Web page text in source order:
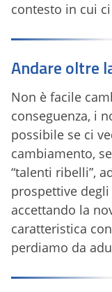
contesto in cui
Andare oltre
Non è facile
conseguenza, i
possibile se ci
cambiamento,
“talenti ribelli”,
prospettive
accettando la
caratteristica
perdiamo da